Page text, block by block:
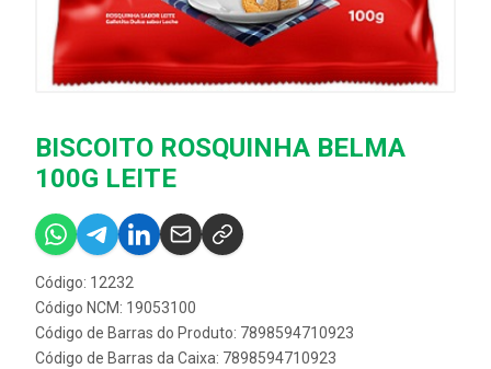
BISCOITO ROSQUINHA BELMA
100G LEITE
Código: 12232
Código NCM: 19053100
Código de Barras do Produto: 7898594710923
Código de Barras da Caixa: 7898594710923